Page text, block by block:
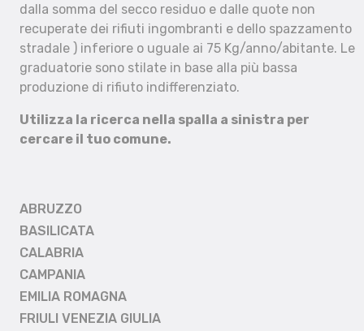
dalla somma del secco residuo e dalle quote non
recuperate dei rifiuti ingombranti e dello spazzamento
stradale ) inferiore o uguale ai 75 Kg/anno/abitante. Le
graduatorie sono stilate in base alla più bassa
produzione di rifiuto indifferenziato.
Utilizza la ricerca nella spalla a sinistra per
cercare il tuo comune.
ABRUZZO
BASILICATA
CALABRIA
CAMPANIA
EMILIA ROMAGNA
FRIULI VENEZIA GIULIA